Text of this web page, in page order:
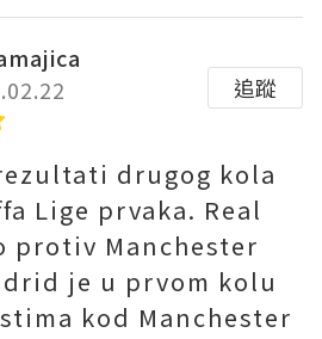
追蹤
drugog kola
Lige prvaka. Real
protiv Manchester
je u prvom kolu
kod Manchester